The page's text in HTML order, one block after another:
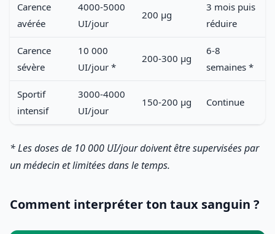
Carence
avérée
4000-5000
UI/jour
200 µg
3 mois puis
réduire
Carence
sévère
10 000
UI/jour *
200-300 µg
6-8
semaines *
Sportif
intensif
3000-4000
UI/jour
150-200 µg Continue
* Les doses de 10 000 UI/jour doivent être supervisées par
un médecin et limitées dans le temps.
Comment interpréter ton taux sanguin ?